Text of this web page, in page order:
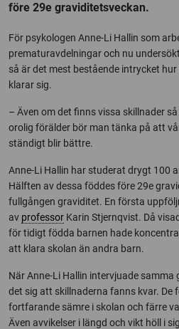
före 29e graviditetsveckan.
För psykologen Anne-Li Hallin som
prematuravdelningar och nu
så är det mest bestående intrycket
klarar sig.
– Även om det finns vissa skillnader
orolig förälder bör man tänka på att
ständigt blir bättre.
Anne-Li Hallin har studerat drygt 100
Hälften av dessa föddes före 29e
fullgången graviditet. En första
av professor Karin Stjernqvist. Då
för tidigt födda barnen hade
att klara skolan än andra barn.
När Anne-Li Hallin intervjuade
det sig att skillnaderna fanns kvar. De
fortfarande sämre i skolan och färre
Även avvikelser i längd och vikt höll i